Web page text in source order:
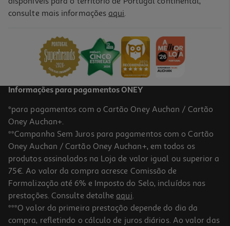
Desodorizante Rexona Spray Clean Scent 150ml
5.0
Desodorizante Nivea Spray Dry Comfort 150ml
19.93 €/Lt
consulte mais informações aqui.
Informações para pagamentos ONEY
*para pagamentos com o Cartão Oney Auchan / Cartão
Oney Auchan+.
**Campanha Sem Juros para pagamentos com o Cartão
Oney Auchan / Cartão Oney Auchan+, em todos os
produtos assinalados na Loja de valor igual ou superior a
75€. Ao valor da compra acresce Comissão de
Formalização até 6% e Imposto do Selo, incluídos nas
prestações. Consulte detalhe aqui.
***O valor da primeira prestação depende do dia da
compra, refletindo o cálculo de juros diários. Ao valor das